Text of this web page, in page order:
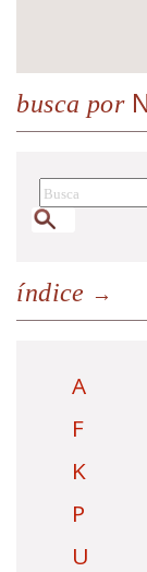
busca por
índice
A
F
K
P
U